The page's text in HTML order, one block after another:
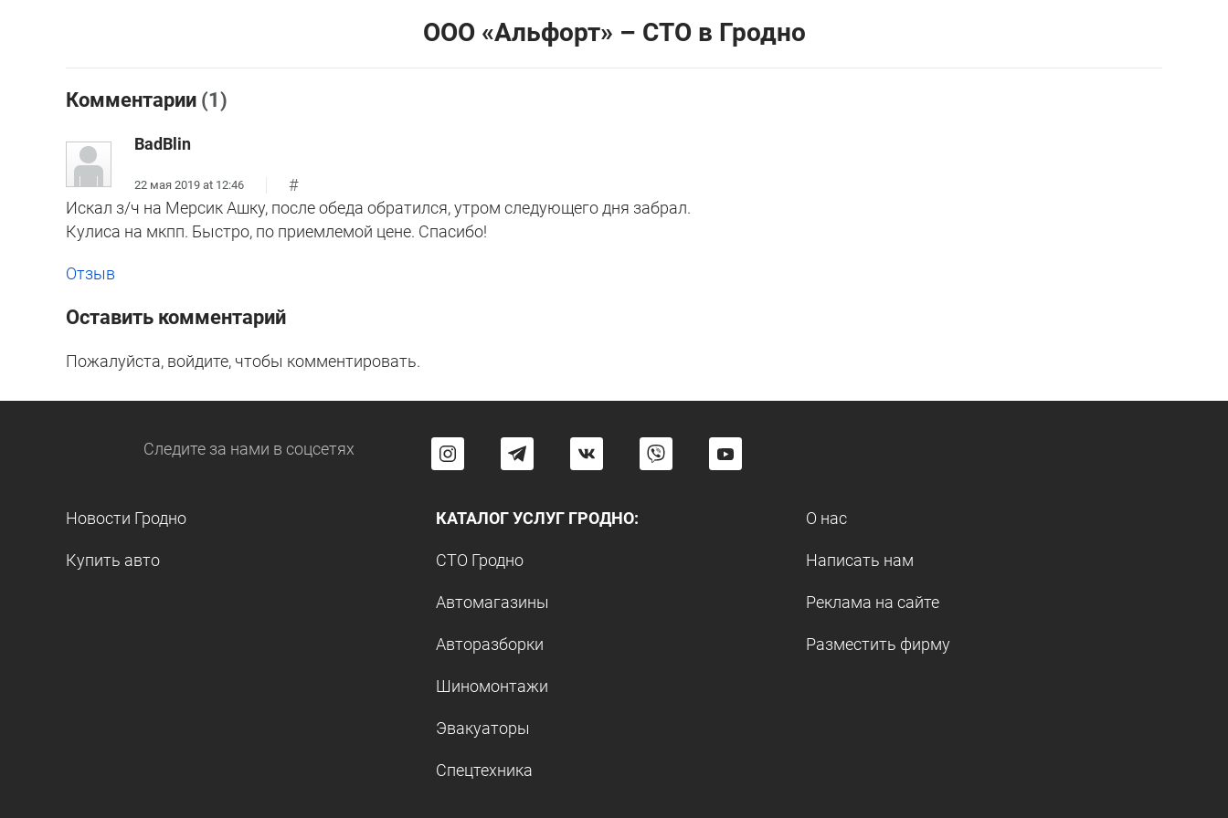
ООО «Альфорт» – СТО в Гродно
Комментарии (1)
BadBlin
22 мая 2019 at 12:46
#
Искал з/ч на Мерсик Ашку, после обеда обратился, утром следующего дня забрал.
Кулиса на мкпп. Быстро, по приемлемой цене. Спасибо!
Отзыв
Оставить комментарий
Пожалуйста, войдите, чтобы комментировать.
Следите за нами в соцсетях
Новости Гродно
Купить авто
КАТАЛОГ УСЛУГ ГРОДНО:
СТО Гродно
Автомагазины
Авторазборки
Шиномонтажи
Эвакуаторы
Спецтехника
О нас
Написать нам
Реклама на сайте
Разместить фирму